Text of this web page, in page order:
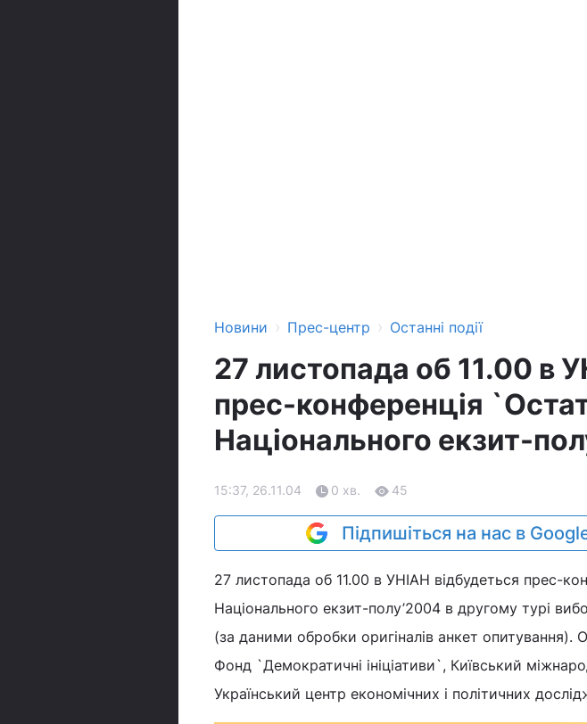
Новини › Прес-центр › Останні події
27 листопада об 11.00 в
прес-конференція
Національного екзит-
15:37, 26.11.04 0 хв. 45
Підпишіться на нас в
27 листопада об 11.00 в УНІАН відбудеться прес-
Національного екзит-полу’2004 в другому турі
(за даними обробки оригіналів анкет опитування).
Фонд `Демократичні ініціативи`, Київський
Український центр економічних і політичних